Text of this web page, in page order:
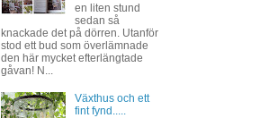
en liten stund
sedan så
knackade det på dörren. Utanför
stod ett bud som överlämnade
den här mycket efterlängtade
gåvan! N...
Växthus och ett
fint fynd.....